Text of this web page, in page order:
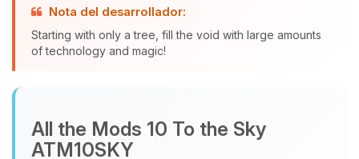
Nota del desarrollador:
Starting with only a tree, fill the void with large amounts
of technology and magic!
All the Mods 10 To the Sky
ATM10SKY
asistente de BoxToPlay. Cuentame
que necesitas y moveré mis